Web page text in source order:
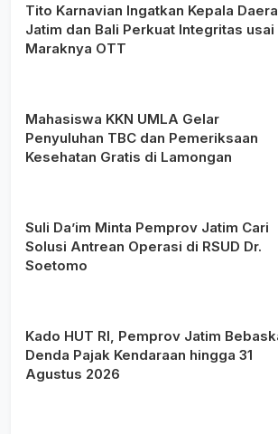
Tito Karnavian Ingatkan Kepala
Jatim dan Bali Perkuat Integritas usai
Maraknya OTT
Mahasiswa KKN UMLA Gelar
Penyuluhan TBC dan Pemeriksaan
Kesehatan Gratis di Lamongan
Suli Da’im Minta Pemprov Jatim Cari
Solusi Antrean Operasi di RSUD Dr.
Soetomo
Kado HUT RI, Pemprov Jatim
Denda Pajak Kendaraan hingga 31
Agustus 2026